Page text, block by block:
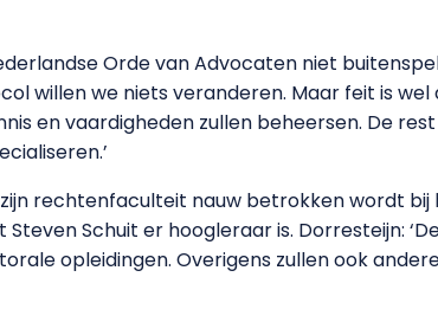
Orde van Advocaten niet
willen we niets veranderen. Maar feit is wel
en vaardigheden zullen beheersen. De
rechtenfaculteit nauw betrokken wordt bij
Schuit er hoogleraar is. Dorresteijn:
opleidingen. Overigens zullen ook